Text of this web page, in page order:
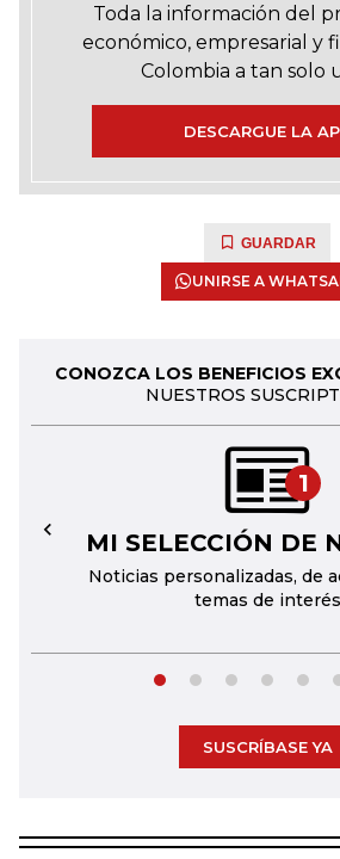
Toda la información del
económico, empresarial y
Colombia a tan solo
DESCARGUE LA
GUARDAR
UNIRSE A
CONOZCA LOS BENEFICIOS
NUESTROS
1
MI SELECCIÓN DE
Noticias personalizadas, de
temas de interés
←
SUSCRÍBASE YA